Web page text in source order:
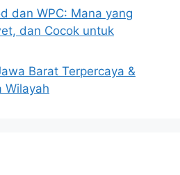
dan WPC: Mana yang
dan Cocok untuk
Barat Terpercaya &
Wilayah